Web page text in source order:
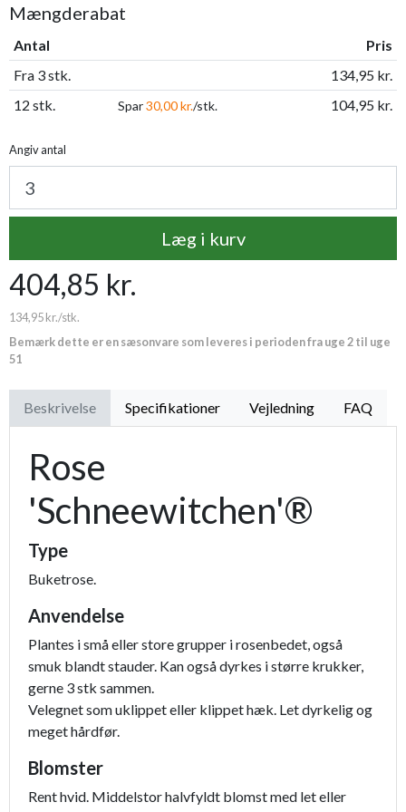
Mængderabat
Antal
Pris
Fra 3 stk.
134,95 kr.
12 stk.
Spar30,00 kr./stk. 104,95 kr.
Angiv antal
Læg i kurv
404,85 kr.
134,95 kr./stk.
Bemærk dette er en sæsonvare som leveres i perioden fra uge 2 til uge
51
Beskrivelse Specifikationer Vejledning FAQ
Rose
'Schneewitchen'®
Type
Buketrose.
Anvendelse
Plantes i små eller store grupper i rosenbedet, også
smuk blandt stauder. Kan også dyrkes i større krukker,
gerne 3 stk sammen.
Velegnet som uklippet eller klippet hæk. Let dyrkelig og
meget hårdfør.
Blomster
Rent hvid. Middelstor halvfyldt blomst med let eller